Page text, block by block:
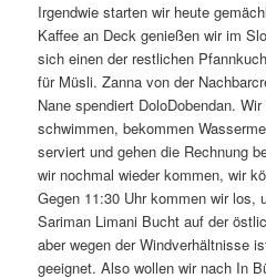
Irgendwie starten wir heute
Kaffee an Deck genießen wir im
sich einen der restlichen
für Müsli. Zanna von der
Nane spendiert DoloDobendan.
schwimmen, bekommen
serviert und gehen die Rechnung
wir nochmal wieder kommen, wir
Gegen 11:30 Uhr kommen wir los,
Sariman Limani Bucht auf der
aber wegen der Windverhältnisse
geeignet. Also wollen wir nach In